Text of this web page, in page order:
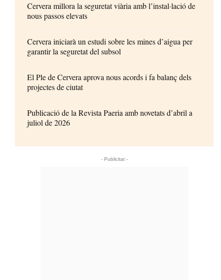
Cervera millora la seguretat viària amb l’instal·lació de
nous passos elevats
Cervera iniciarà un estudi sobre les mines d’aigua per
garantir la seguretat del subsol
El Ple de Cervera aprova nous acords i fa balanç dels
projectes de ciutat
Publicació de la Revista Paeria amb novetats d’abril a
juliol de 2026
- Publicitat -